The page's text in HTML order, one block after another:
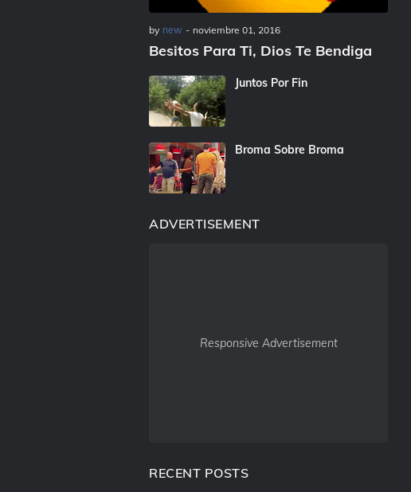
by new - noviembre 01, 2016
Besitos Para Ti, Dios Te Bendiga
Juntos Por Fin
Broma Sobre Broma
ADVERTISEMENT
Responsive Advertisement
RECENT POSTS